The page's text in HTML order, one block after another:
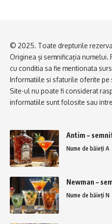
© 2025. Toate drepturile
Originea și semnificația
cu conditia sa fie mentionata
Informatiile si sfaturile oferite
Site-ul nu poate fi considerat
informatiile sunt folosite sau
Antim –
Nume de băieți A
Newman –
Nume de băieți N